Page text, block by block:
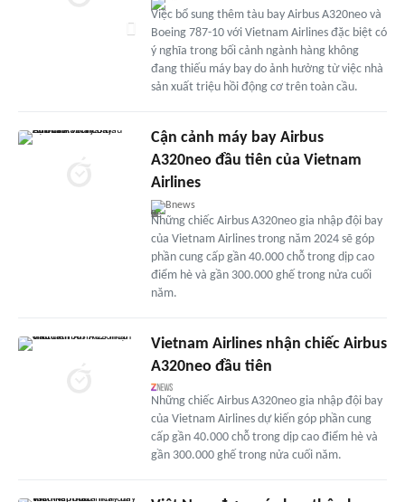
Việc bổ sung thêm tàu bay Airbus A320neo và
Boeing 787-10 với Vietnam Airlines đặc biệt có
ý nghĩa trong bối cảnh ngành hàng không
đang thiếu máy bay do ảnh hưởng từ việc nhà
sản xuất triệu hồi động cơ trên toàn cầu.
Cận cảnh máy bay Airbus
A320neo đầu tiên của Vietnam
Airlines
Bnews
Những chiếc Airbus A320neo gia nhập đội bay
của Vietnam Airlines trong năm 2024 sẽ góp
phần cung cấp gần 40.000 chỗ trong dịp cao
điểm hè và gần 300.000 ghế trong nửa cuối
năm.
Vietnam Airlines nhận chiếc Airbus
A320neo đầu tiên
Những chiếc Airbus A320neo gia nhập đội bay
của Vietnam Airlines dự kiến góp phần cung
cấp gần 40.000 chỗ trong dịp cao điểm hè và
gần 300.000 ghế trong nửa cuối năm.